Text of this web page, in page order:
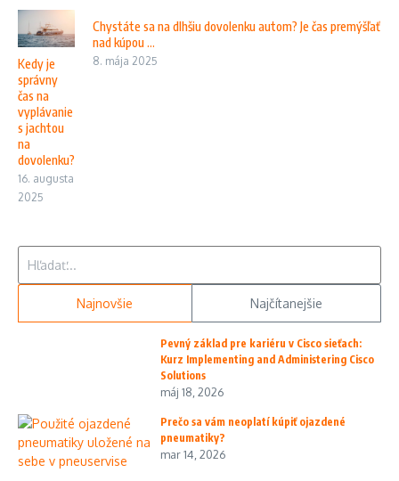
Kedy je
správny
čas na
vyplávanie
s jachtou
na
dovolenku?
16. augusta
2025
Chystáte sa na dlhšiu dovolenku autom? Je čas premýšľať
nad kúpou ...
8. mája 2025
Najnovšie Najčítanejšie
Pevný základ pre kariéru v Cisco sieťach:
Kurz Implementing and Administering Cisco
Solutions
máj 18, 2026
Prečo sa vám neoplatí kúpiť ojazdené
pneumatiky?
mar 14, 2026